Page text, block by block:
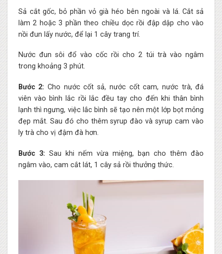
Sả cắt gốc, bỏ phần vỏ già héo bên ngoài và lá. Cắt sả
làm 2 hoặc 3 phần theo chiều dọc rồi đập dập cho vào
nồi đun lấy nước, để lại 1 cây trang trí.
Nước đun sôi đổ vào cốc rồi cho 2 túi trà vào ngâm
trong khoảng 3 phút.
Bước 2: Cho nước cốt sả, nước cốt cam, nước trà, đá
viên vào bình lắc rồi lắc đều tay cho đến khi thân bình
lạnh thì ngưng, việc lắc bình sẽ tạo nên một lớp bọt mỏng
đẹp mắt. Sau đó cho thêm syrup đào và syrup cam vào
ly trà cho vị đậm đà hơn.
Bước 3: Sau khi nếm vừa miệng, bạn cho thêm đào
ngâm vào, cam cắt lát, 1 cây sả rồi thưởng thức.